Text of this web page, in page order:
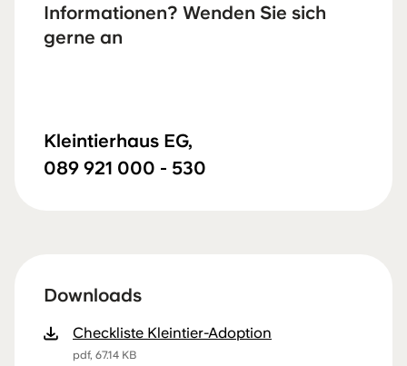
Informationen? Wenden Sie sich
gerne an
Kleintierhaus EG,
089 921 000 - 530
Downloads
Checkliste Kleintier-Adoption
pdf, 67.14 KB